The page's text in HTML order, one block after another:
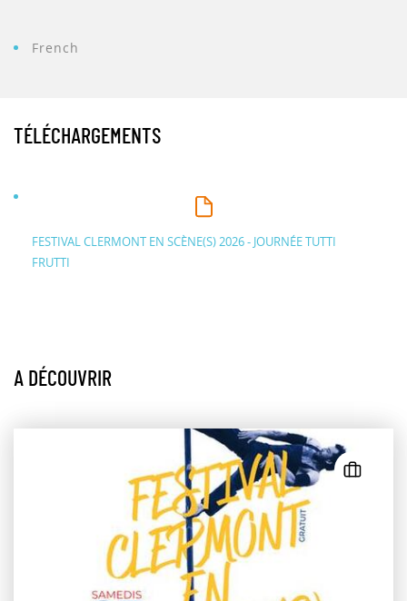
French
TÉLÉCHARGEMENTS
FESTIVAL CLERMONT EN SCÈNE(S) 2026 - JOURNÉE TUTTI
FRUTTI
A DÉCOUVRIR